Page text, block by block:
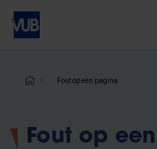
Overslaan
naar
inhoud
Fout op een pagina
Fout op